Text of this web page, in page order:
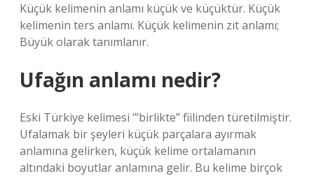
Küçük kelimenin anlamı küçük ve küçüktür. Küçük
kelimenin ters anlamı. Küçük kelimenin zıt anlamı;
Büyük olarak tanımlanır.
Ufağın anlamı nedir?
Eski Türkiye kelimesi ‘”birlikte” fiilinden türetilmiştir.
Ufalamak bir şeyleri küçük parçalara ayırmak
anlamına gelirken, küçük kelime ortalamanın
altındaki boyutlar anlamına gelir. Bu kelime birçok